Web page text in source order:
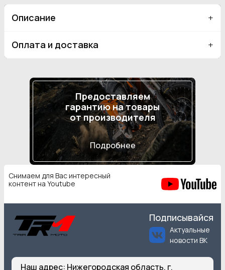
Описание
Оплата и доставка
Предоставляем
гарантию на товары
от производителя
Подробнее
Снимаем для Вас интересный
контент на Youtube
Подписывайся
Актуальные
новости ВК
Наш адрес: Нижегородская область, г.